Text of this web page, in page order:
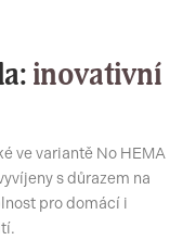
inovativní
ve variantě No HEMA
s důrazem na
pro domácí i